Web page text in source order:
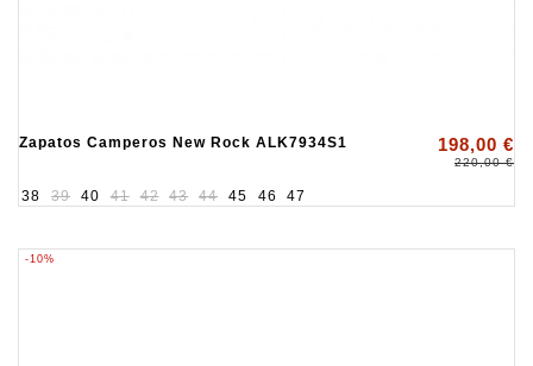
Zapatos Camperos New Rock ALK7934S1 198,00 €
220,00 €
38 39 40 41 42 43 44 45 46 47
-10%